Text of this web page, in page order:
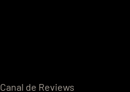
Canal de Reviews